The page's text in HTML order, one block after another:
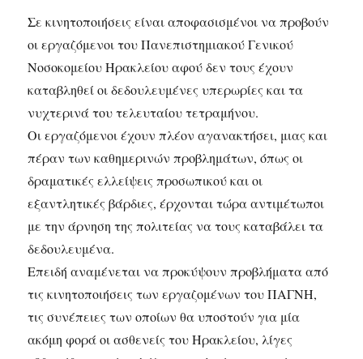
Σε κινητοποιήσεις είναι αποφασισμένοι να προβούν
οι εργαζόμενοι του Πανεπιστημιακού Γενικού
Νοσοκομείου Ηρακλείου αφού δεν τους έχουν
καταβληθεί οι δεδουλευμένες υπερωρίες και τα
νυχτερινά του τελευταίου τετραμήνου.
Οι εργαζόμενοι έχουν πλέον αγανακτήσει, μιας και
πέραν των καθημερινών προβλημάτων, όπως οι
δραματικές ελλείψεις προσωπικού και οι
εξαντλητικές βάρδιες, έρχονται τώρα αντιμέτωποι
με την άρνηση της πολιτείας να τους καταβάλει τα
δεδουλευμένα.
Επειδή αναμένεται να προκύψουν προβλήματα από
τις κινητοποιήσεις των εργαζομένων του ΠΑΓΝΗ,
τις συνέπειες των οποίων θα υποστούν για μία
ακόμη φορά οι ασθενείς του Ηρακλείου, λίγες